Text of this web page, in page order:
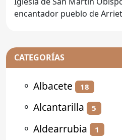
encantador pueblo de
CATEGORÍAS
⚬ Albacete 18
⚬ Alcantarilla 5
⚬ Aldearrubia 1